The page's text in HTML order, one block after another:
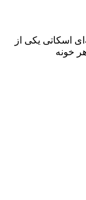
اسکاتی یکی از
خونه